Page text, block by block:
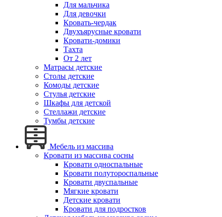
Для мальчика
Для девочки
Кровать-чердак
Двухъярусные кровати
Кровати-домики
Тахта
От 2 лет
Матрасы детские
Столы детские
Комоды детские
Стулья детские
Шкафы для детской
Стеллажи детские
Тумбы детские
Мебель из массива
Кровати из массива сосны
Кровати односпальные
Кровати полутороспальные
Кровати двуспальные
Мягкие кровати
Детские кровати
Кровати для подростков